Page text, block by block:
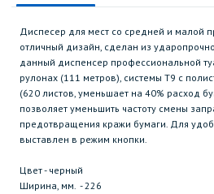
Диспесер для мест со средней и малой
отличный дизайн, сделан из
данный диспенсер профессиональной
рулонах (111 метров), системы T9 с
(620 листов, уменьшает на 40% расход
позволяет уменьшить частоту смены
предотвращения кражи бумаги. Для
выставлен в режим кнопки.
Цвет - черный
Ширина, мм. - 226